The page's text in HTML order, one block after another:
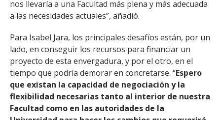
nos llevaría a una Facultad más plena y más adecuada
a las necesidades actuales”, añadió.
Para Isabel Jara, los principales desafíos están, por un
lado, en conseguir los recursos para financiar un
proyecto de esta envergadura, y por el otro, en el
tiempo que podría demorar en concretarse. “Espero
que existan la capacidad de negociación y la
flexibilidad necesarias tanto al interior de nuestra
Facultad como en las autoridades de la